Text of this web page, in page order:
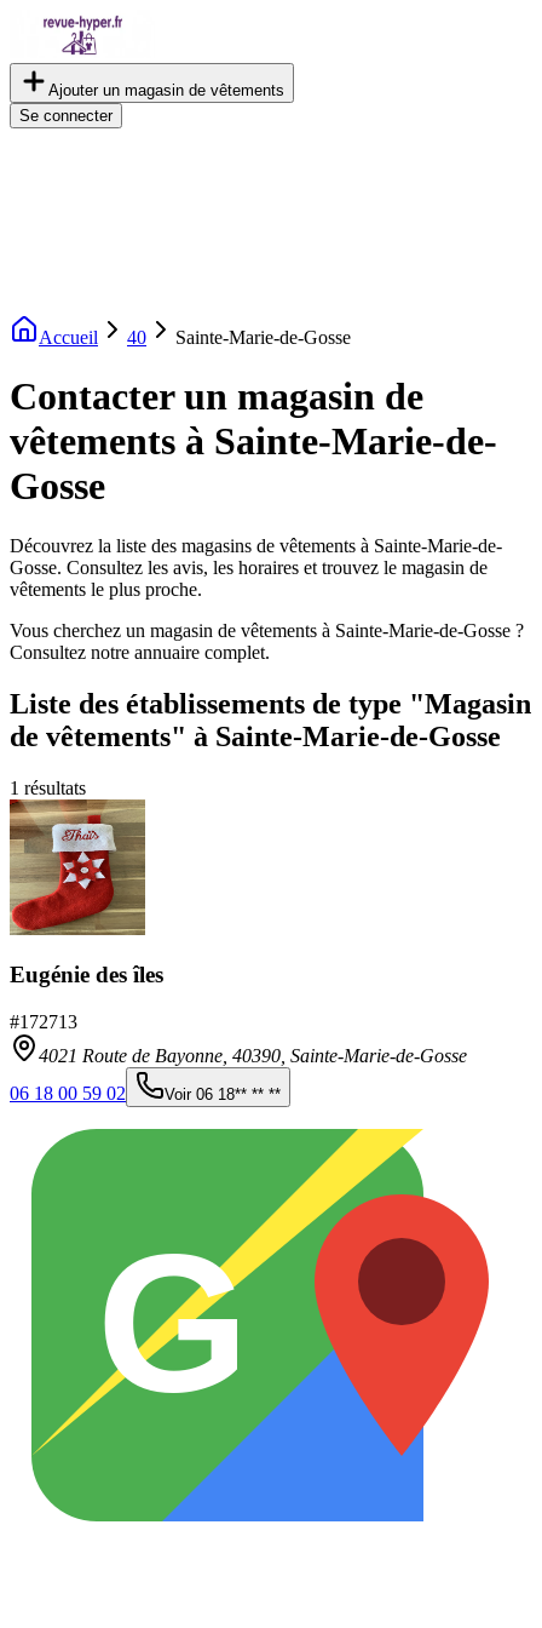
Ajouter un magasin de vêtements
Se connecter
Accueil 40 Sainte-Marie-de-Gosse
Contacter un magasin de
vêtements à Sainte-Marie-de-
Gosse
Découvrez la liste des magasins de vêtements à Sainte-Marie-de-
Gosse. Consultez les avis, les horaires et trouvez le magasin de
vêtements le plus proche.
Vous cherchez un magasin de vêtements à Sainte-Marie-de-Gosse ?
Consultez notre annuaire complet.
Liste des établissements de type "Magasin
de vêtements" à Sainte-Marie-de-Gosse
1 résultats
Eugénie des îles
#172713
4021 Route de Bayonne, 40390 Sainte-Marie-de-Gosse
06 18 00 59 02
Voir 06 18** ** **
G